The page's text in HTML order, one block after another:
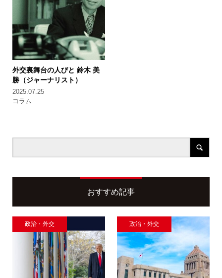
外交裏舞台の人びと 鈴木 美
勝（ジャーナリスト）
2025.07.25
コラム
おすすめ記事
政治・外交 政治・外交